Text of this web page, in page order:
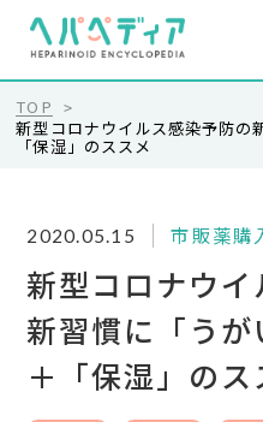
TOP
新型コロナウイルス感染予防の
「保湿」のススメ
2020.05.15 市販薬購
新型コロナウ
新習慣に「うが
＋「保湿」のス